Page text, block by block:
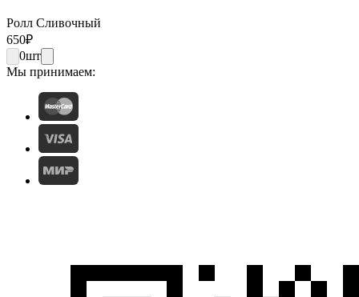
Ролл Сливочный
650₽
0шт
Мы принимаем: